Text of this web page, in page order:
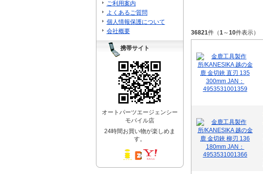
ご利用案内
よくあるご質問
個人情報保護について
会社概要
携帯サイト
オートパーツエージェンシー
モバイル店
24時間お買い物が楽しめま
す。
36821件（1～10件表示）